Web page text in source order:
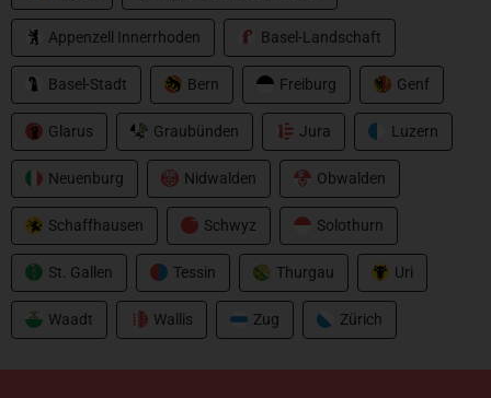
Axxa
Thanos 2000
Appenzell Innerrhoden Basel-Landschaft
Basel-Stadt Bern Freiburg Genf
Glarus Graubünden Jura Luzern
Neuenburg Nidwalden Obwalden
Schaffhausen Schwyz Solothurn
St. Gallen Tessin Thurgau Uri
Waadt Wallis Zug Zürich